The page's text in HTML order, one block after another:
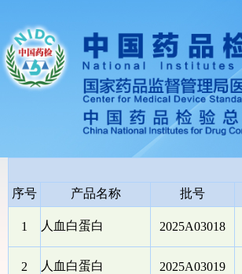
序号
产品名称 批号
1 人血白蛋白 2025A03018
2 人血白蛋白 2025A03019